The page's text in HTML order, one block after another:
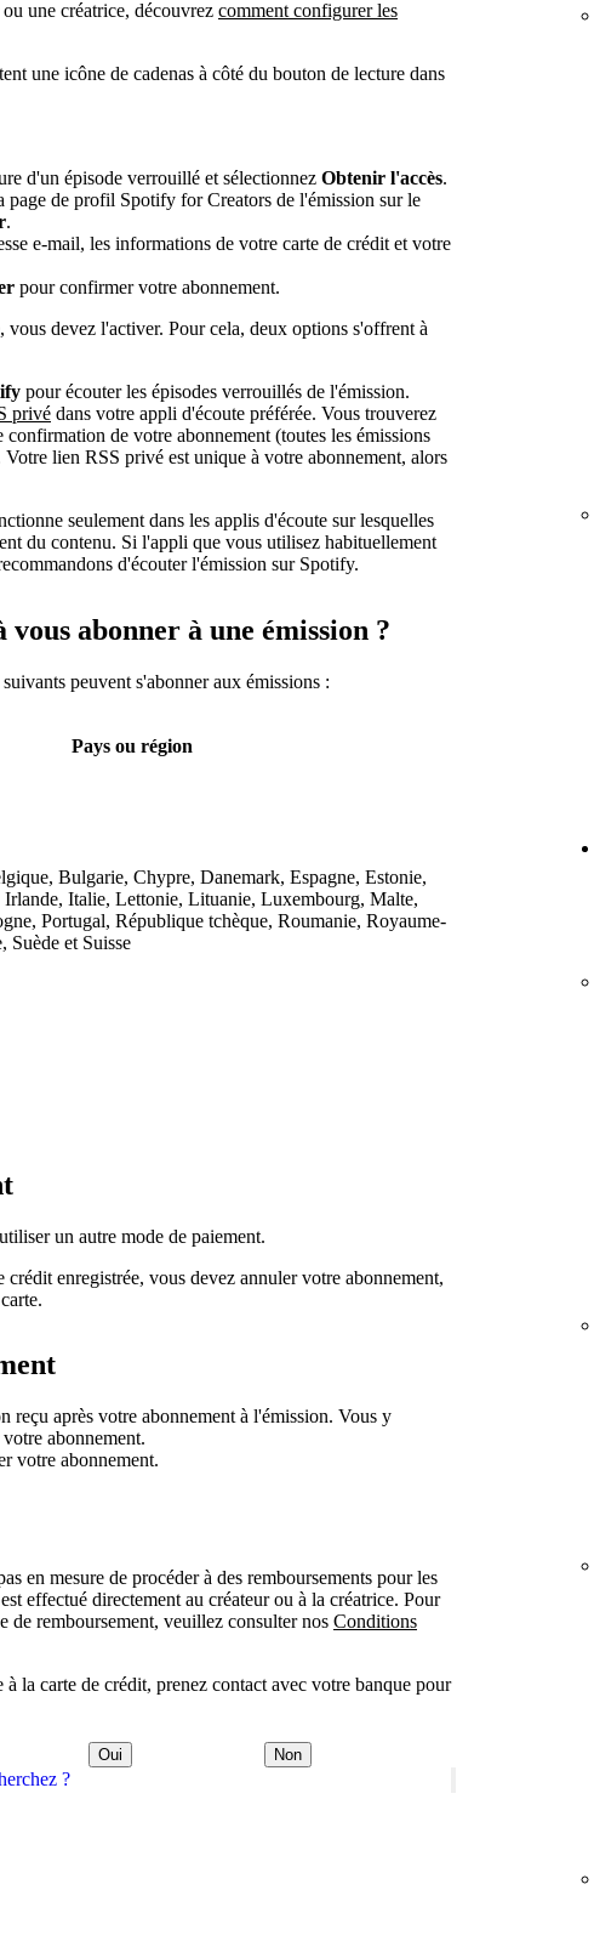
?
une créatrice, découvrez comment configurer les
une icône de cadenas à côté du bouton de lecture dans
d'un épisode verrouillé et sélectionnez Obtenir l'accès.
page de profil Spotify for Creators de l'émission sur le
.
e-mail, les informations de votre carte de crédit et votre
pour confirmer votre abonnement.
devez l'activer. Pour cela, deux options s'offrent à
pour écouter les épisodes verrouillés de l'émission.
privé dans votre appli d'écoute préférée. Vous trouverez
de votre abonnement (toutes les émissions
lien RSS privé est unique à votre abonnement, alors
seulement dans les applis d'écoute sur lesquelles
du contenu. Si l'appli que vous utilisez habituellement
d'écouter l'émission sur Spotify.
vous abonner à une émission ?
peuvent s'abonner aux émissions :
Pays ou région
Bulgarie, Chypre, Danemark, Espagne, Estonie,
Irlande, Italie, Lettonie, Lituanie, Luxembourg, Malte,
Portugal, République tchèque, Roumanie, Royaume-
Suède et Suisse
un autre mode de paiement.
enregistrée, vous devez annuler votre abonnement,
reçu après votre abonnement à l'émission. Vous y
abonnement.
votre abonnement.
en mesure de procéder à des remboursements pour les
effectué directement au créateur ou à la créatrice. Pour
remboursement, veuillez consulter nos Conditions
la carte de crédit, prenez contact avec votre banque pour
Oui Non